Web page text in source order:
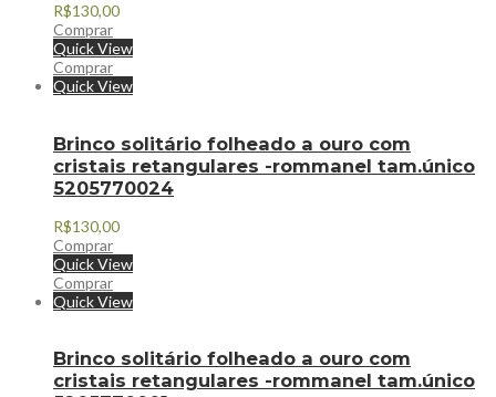
R$130,00
Comprar
Quick View
Comprar
Quick View
Brinco solitário folheado a ouro com
cristais retangulares -rommanel tam.único
5205770024
R$130,00
Comprar
Quick View
Comprar
Quick View
Brinco solitário folheado a ouro com
cristais retangulares -rommanel tam.único